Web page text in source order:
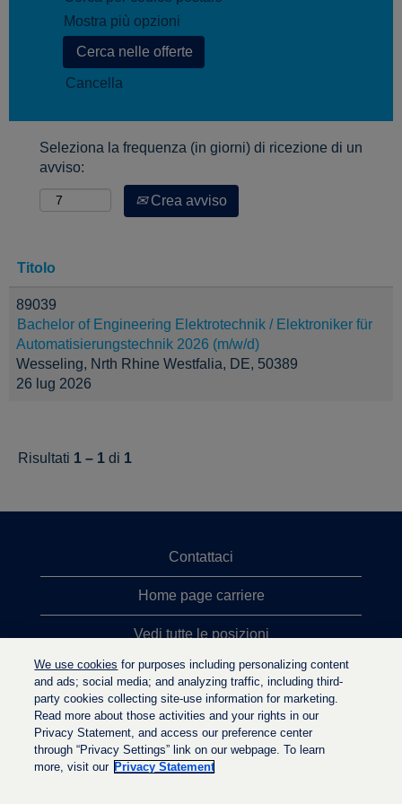
Mostra più opzioni
Cancella
Seleziona la frequenza (in giorni) di ricezione di un
avviso:
Crea avviso
Titolo
89039
Bachelor of Engineering Elektrotechnik / Elektroniker für
Automatisierungstechnik 2026 (m/w/d)
Wesseling, Nrth Rhine Westfalia, DE, 50389
26 lug 2026
Risultati 1 – 1 di 1
Contattaci
Home page carriere
Vedi tutte le posizioni
Ricerche top
Politica sulla privacy
We use cookies for purposes including personalizing content
and ads; social media; and analyzing traffic, including third-
party cookies collecting site-use information for marketing.
Read more about those activities and your rights in our
Privacy Statement, and access our preference center
through “Privacy Settings” link on our webpage. To learn
more, visit our Privacy Statement